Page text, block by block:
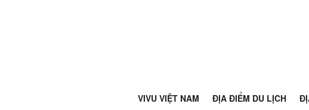
VIVU VIỆT NAM ĐỊA ĐIỂM DU LỊCH